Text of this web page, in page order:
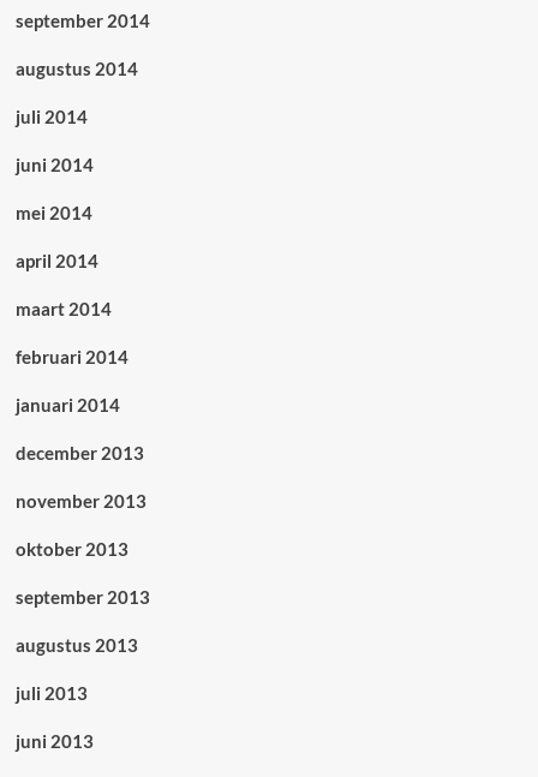
september 2014
augustus 2014
juli 2014
juni 2014
mei 2014
april 2014
maart 2014
februari 2014
januari 2014
december 2013
november 2013
oktober 2013
september 2013
augustus 2013
juli 2013
juni 2013